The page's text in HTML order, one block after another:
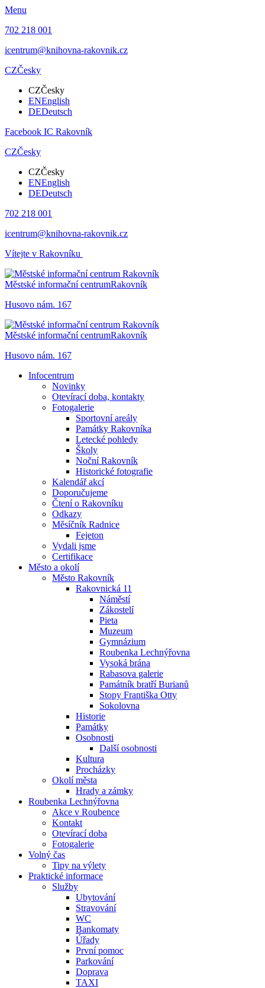
Menu
702 218 001
icentrum@knihovna-rakovnik.cz
CZČesky
CZČesky
ENEnglish
DEDeutsch
Facebook IC Rakovník
CZČesky
CZČesky
ENEnglish
DEDeutsch
702 218 001
icentrum@knihovna-rakovnik.cz
Vítejte v Rakovníku
Městské informační centrumRakovník
Husovo nám. 167
Městské informační centrumRakovník
Husovo nám. 167
Infocentrum
Novinky
Otevírací doba, kontakty
Fotogalerie
Sportovní areály
Památky Rakovníka
Letecké pohledy
Školy
Noční Rakovník
Historické fotografie
Kalendář akcí
Doporučujeme
Čtení o Rakovníku
Odkazy
Měsíčník Radnice
Fejeton
Vydali jsme
Certifikace
Město a okolí
Město Rakovník
Rakovnická 11
Náměstí
Zákostelí
Pieta
Muzeum
Gymnázium
Roubenka Lechnýřovna
Vysoká brána
Rabasova galerie
Památník bratří Burianů
Stopy Františka Otty
Sokolovna
Historie
Památky
Osobnosti
Další osobnosti
Kultura
Procházky
Okolí města
Hrady a zámky
Roubenka Lechnýřovna
Akce v Roubence
Kontakt
Otevírací doba
Fotogalerie
Volný čas
Tipy na výlety
Praktické informace
Služby
Ubytování
Stravování
WC
Bankomaty
Úřady
První pomoc
Parkování
Doprava
TAXI